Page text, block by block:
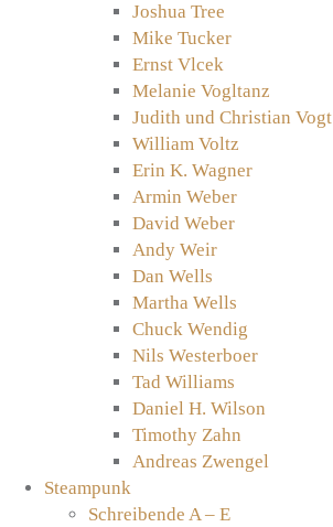
Joshua Tree
Mike Tucker
Ernst Vlcek
Melanie Vogltanz
Judith und Christian Vogt
William Voltz
Erin K. Wagner
Armin Weber
David Weber
Andy Weir
Dan Wells
Martha Wells
Chuck Wendig
Nils Westerboer
Tad Williams
Daniel H. Wilson
Timothy Zahn
Andreas Zwengel
Steampunk
Schreibende A – E